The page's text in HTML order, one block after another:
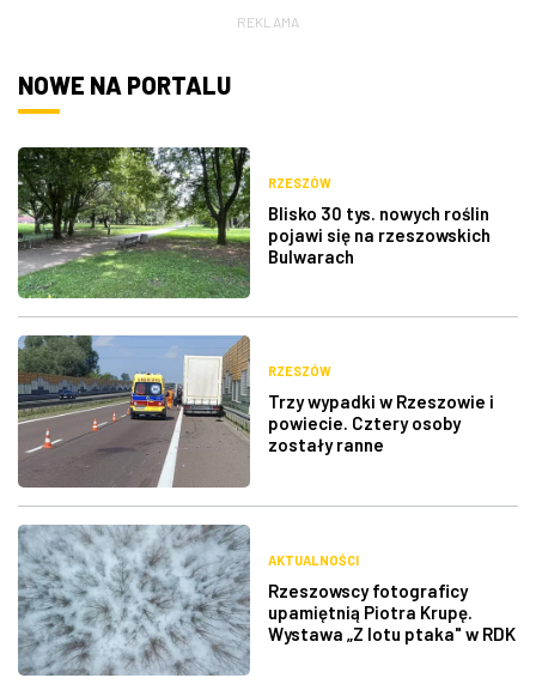
REKLAMA
NOWE NA PORTALU
RZESZÓW
Blisko 30 tys. nowych roślin
pojawi się na rzeszowskich
Bulwarach
RZESZÓW
Trzy wypadki w Rzeszowie i
powiecie. Cztery osoby
zostały ranne
AKTUALNOŚCI
Rzeszowscy fotograficy
upamiętnią Piotra Krupę.
Wystawa „Z lotu ptaka" w RDK